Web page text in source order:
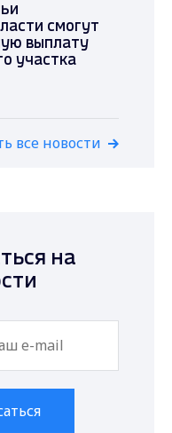
смогут
выплату
участка
все новости
на